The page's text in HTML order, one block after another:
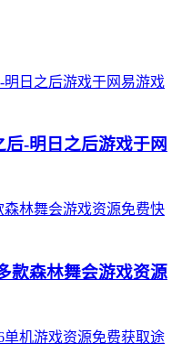
-明日之后游戏于网
款森林舞会游戏资源